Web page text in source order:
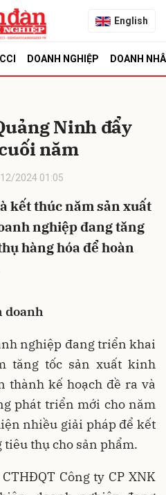
English
DOANH NGHIỆP DOANH
Ninh đẩy
năm
2024 01:05
kết thúc năm sản xuất
nghiệp đang tăng
hàng hóa để hoàn
doanh
nghiệp đang triển khai
tăng tốc sản xuất kinh
thành kế hoạch đề ra và
phát triển mới cho năm
nhiều giải pháp để kết
thụ cho sản phẩm.
Công ty CP XNK
Hủy